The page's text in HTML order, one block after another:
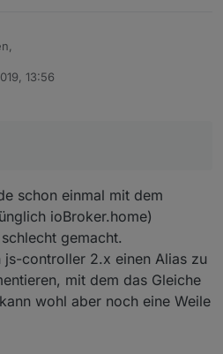
meinen neuen Adapter an dem ich
- LinkedDevices.
individuelle IDs vergeben, um
anzulegen, wie Ihr sie gerne
es nur noch einen Ort gibt, wo alle
vis oder Skripten verwendet,
Vorteil ist, wenn ihr mal die
müsst, dann müsst ihr nur die
deshalb bitte nicht im produktiv
aktuell daran noch arbeite.
wie eine selbstdefinierte
kann:
13:56
schon einmal mit dem
ioBroker.home)
gemacht.
controller 2.x einen Alias zu
mit dem das Gleiche
wohl aber noch eine Weile